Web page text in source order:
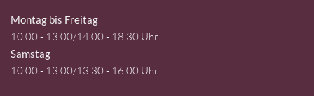
Montag bis Freitag
10.00 - 13.00/14.00 - 18.30 Uhr
Samstag
10.00 - 13.00/13.30 - 16.00 Uhr